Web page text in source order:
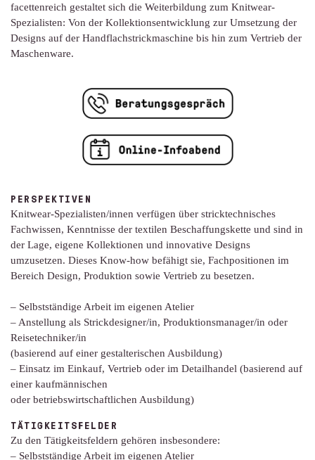
facettenreich gestaltet sich die Weiterbildung zum Knitwear-
Spezialisten: Von der Kollektionsentwicklung zur Umsetzung der
Designs auf der Handflachstrickmaschine bis hin zum Vertrieb der
Maschenware.
PERSPEKTIVEN
Knitwear-Spezialisten/innen verfügen über stricktechnisches
Fachwissen, Kenntnisse der textilen Beschaffungskette und sind in
der Lage, eigene Kollektionen und innovative Designs
umzusetzen. Dieses Know-how befähigt sie, Fachpositionen im
Bereich Design, Produktion sowie Vertrieb zu besetzen.
– Selbstständige Arbeit im eigenen Atelier
– Anstellung als Strickdesigner/in, Produktionsmanager/in oder
Reisetechniker/in
(basierend auf einer gestalterischen Ausbildung)
– Einsatz im Einkauf, Vertrieb oder im Detailhandel (basierend auf
einer kaufmännischen
oder betriebswirtschaftlichen Ausbildung)
TÄTIGKEITSFELDER
Zu den Tätigkeitsfeldern gehören insbesondere:
– Selbstständige Arbeit im eigenen Atelier